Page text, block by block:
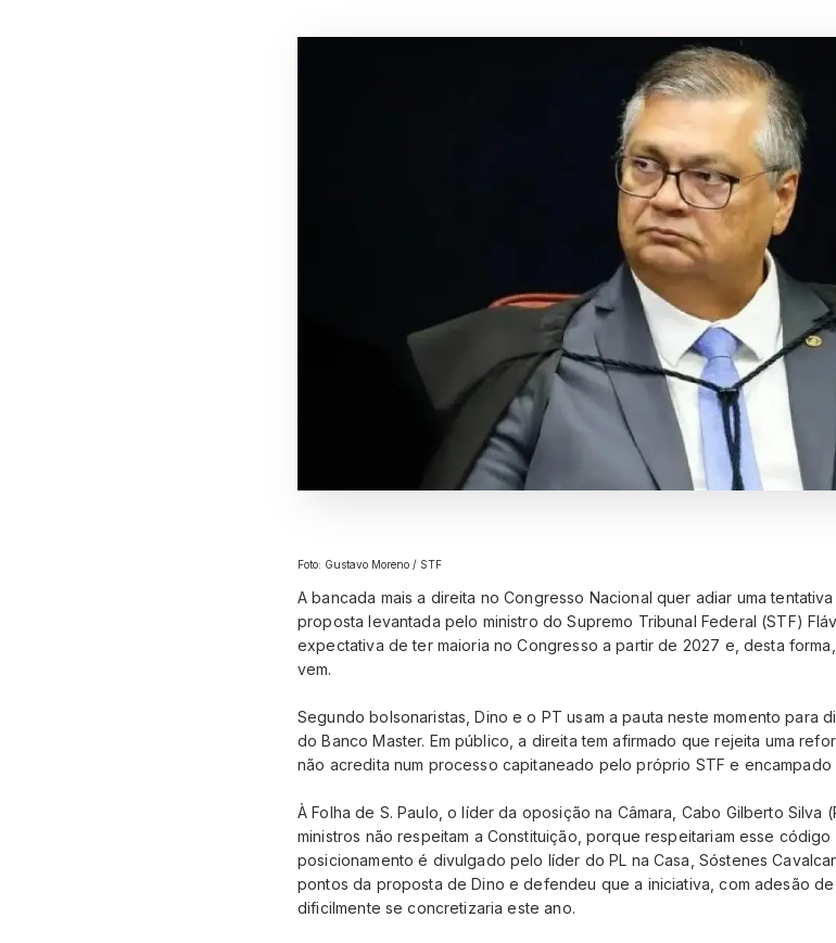
Foto: Gustavo Moreno / STF
A bancada mais a direita no Congresso Nacional quer adiar uma
proposta levantada pelo ministro do Supremo Tribunal Federal (STF)
expectativa de ter maioria no Congresso a partir de 2027 e, desta
vem.
Segundo bolsonaristas, Dino e o PT usam a pauta neste momento para
do Banco Master. Em público, a direita tem afirmado que rejeita uma
não acredita num processo capitaneado pelo próprio STF e encampado
À Folha de S. Paulo, o líder da oposição na Câmara, Cabo Gilberto Silva
ministros não respeitam a Constituição, porque respeitariam esse
posicionamento é divulgado pelo líder do PL na Casa, Sóstenes
pontos da proposta de Dino e defendeu que a iniciativa, com adesão
dificilmente se concretizaria este ano.